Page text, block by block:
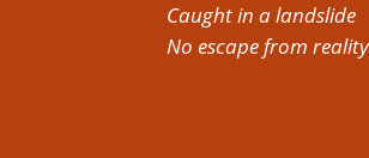
Caught in a landslide
No escape from reality